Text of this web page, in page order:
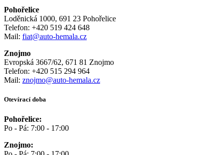
Pohořelice
Loděnická 1000, 691 23 Pohořelice
Telefon: +420 519 424 648
Mail: fiat@auto-hemala.cz
Znojmo
Evropská 3667/62, 671 81 Znojmo
Telefon: +420 515 294 964
Mail: znojmo@auto-hemala.cz
Otevírací doba
Pohořelice:
Po - Pá: 7:00 - 17:00
Znojmo: